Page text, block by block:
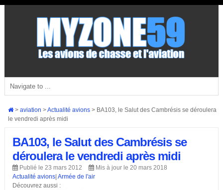
> aviation >Actualité avions> BA103, le Salut des Cambrésis se déroulera
le vendredi après midi
BA103, le Salut des Cambrésis se
déroulera le vendredi après midi
Publié le 23 mars 2012
Mis à jour le 20 mars 2018
Actualité avions| Armée de l'air
Découvrez aussi :